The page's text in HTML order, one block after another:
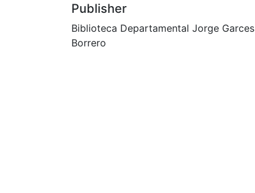
Publisher
Biblioteca Departamental Jorge Garces
Borrero